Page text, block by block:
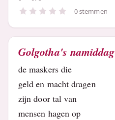
0 stemmen
Golgotha's namiddag
de maskers die
geld en macht dragen
zijn door tal van
mensen hagen op